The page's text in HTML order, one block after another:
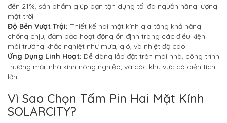
đến 21%, sản phẩm giúp bạn tận dụng tối đa nguồn năng lượng
mặt trời.
Độ Bền Vượt Trội: Thiết kế hai mặt kính gia tăng khả năng
chống chịu, đảm bảo hoạt động ổn định trong các điều kiện
môi trường khắc nghiệt như mưa, gió, và nhiệt độ cao.
Ứng Dụng Linh Hoạt: Dễ dàng lắp đặt trên mái nhà, công trình
thương mại, nhà kính nông nghiệp, và các khu vực có diện tích
lớn.
Vì Sao Chọn Tấm Pin Hai Mặt Kính
SOLARCITY?